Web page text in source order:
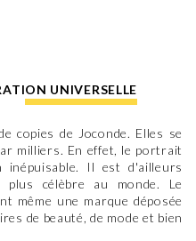
UNIVERSELLE
copies de Joconde. Elles se
milliers. En effet, le portrait
Il est d'ailleurs
célèbre au monde. Le
même une marque déposée
de beauté, de mode et bien